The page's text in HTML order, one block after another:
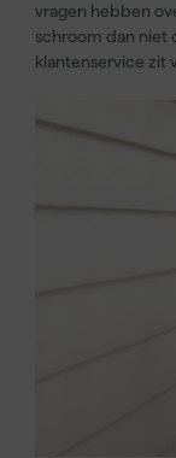
vragen hebben
schroom dan niet
klantenservice zit